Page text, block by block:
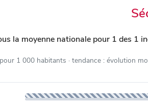
la moyenne nationale pour 1 des 1
1 000 habitants · tendance : évolution